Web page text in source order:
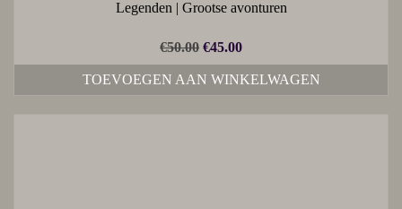
Legenden | Grootse avonturen
€50.00 €45.00
TOEVOEGEN AAN WINKELWAGEN